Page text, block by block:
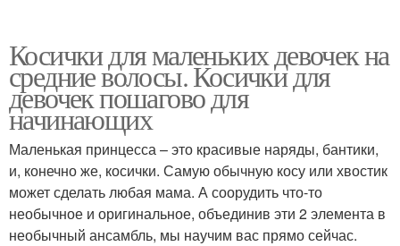
Косички для маленьких девочек на
средние волосы. Косички для
девочек пошагово для
начинающих
Маленькая принцесса – это красивые наряды, бантики,
и, конечно же, косички. Самую обычную косу или хвостик
может сделать любая мама. А соорудить что-то
необычное и оригинальное, объединив эти 2 элемента в
необычный ансамбль, мы научим вас прямо сейчас.